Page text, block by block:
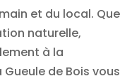
et du local. Que
naturelle,
à la
de Bois vous